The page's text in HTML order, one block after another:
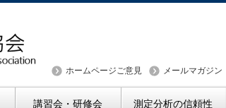
ホームページご意見 メールマガジン
講習会・研修会 測定分析の信頼性